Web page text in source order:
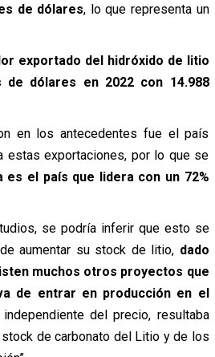
de dólares, lo que representa un
exportado del hidróxido de litio
de dólares en 2022 con 14.988
en los antecedentes fue el país
estas exportaciones, por lo que se
es el país que lidera con un 72%
se podría inferir que esto se
aumentar su stock de litio, dado
muchos otros proyectos que
de entrar en producción en el
del precio, resultaba
de carbonato del Litio y de los